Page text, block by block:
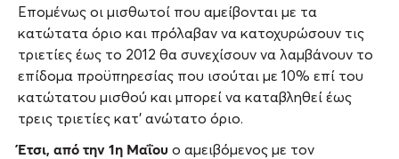
Επομένως οι μισθωτοί που αμείβονται με τα
κατώτατα όριο και πρόλαβαν να κατοχυρώσουν τις
τριετίες έως το 2012 θα συνεχίσουν να λαμβάνουν το
επίδομα προϋπηρεσίας που ισούται με 10% επί του
κατώτατου μισθού και μπορεί να καταβληθεί έως
τρεις τριετίες κατ’ ανώτατο όριο.
Έτσι, από την 1η Μαΐου ο αμειβόμενος με τον